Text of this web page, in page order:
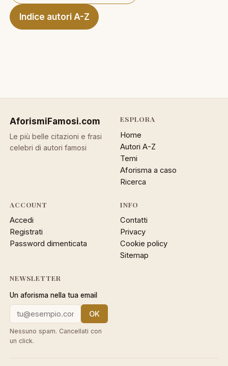
Indice autori A-Z
AforismiFamosi.com
Le più belle citazioni e frasi
celebri di autori famosi
ESPLORA
Home
Autori A-Z
Temi
Aforisma a caso
Ricerca
ACCOUNT
Accedi
Registrati
Password dimenticata
INFO
Contatti
Privacy
Cookie policy
Sitemap
NEWSLETTER
Un aforisma nella tua email
OK
Nessuno spam. Cancellati con
un click.